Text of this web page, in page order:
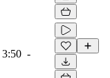
3:50 -